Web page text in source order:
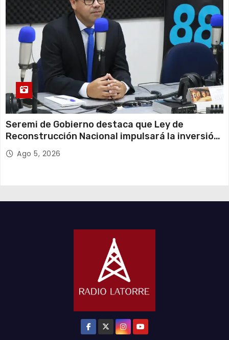
Seremi de Gobierno destaca que Ley de
Reconstrucción Nacional impulsará la inversión
y el empleo en Tarapacá
Ago 5, 2026